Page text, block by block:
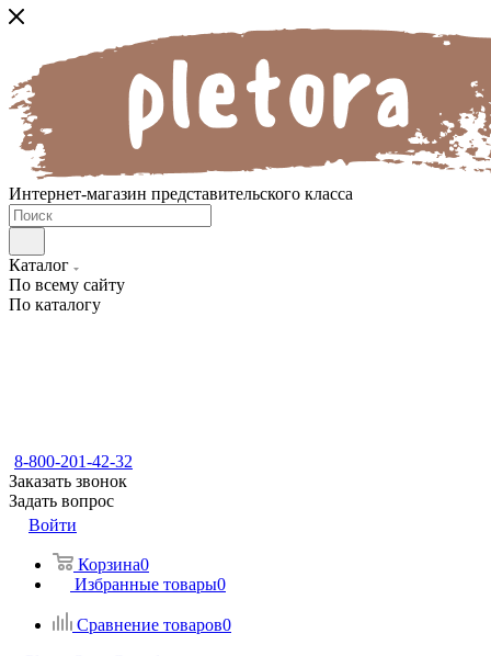
Интернет-магазин представительского класса
Каталог
По всему сайту
По каталогу
8-800-201-42-32
Заказать звонок
Задать вопрос
Войти
Корзина0
Избранные товары0
Сравнение товаров0